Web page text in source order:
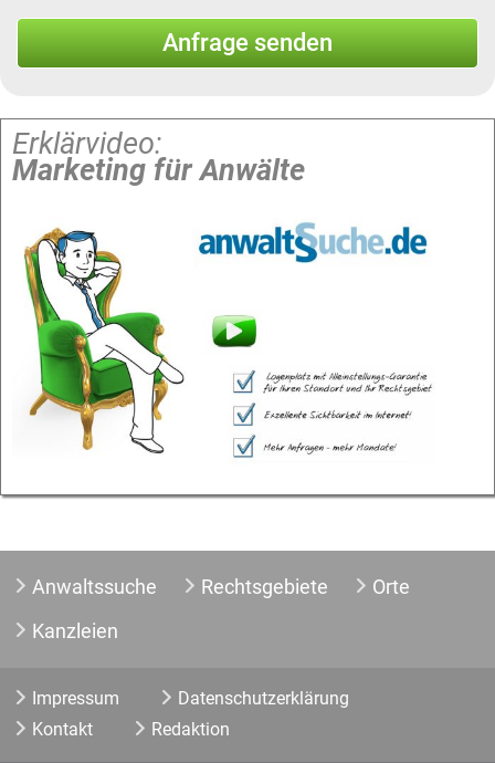
Erklärvideo:
Marketing für Anwälte
Anwaltssuche Rechtsgebiete
Orte
Kanzleien
Impressum
Datenschutzerklärung
Kontakt
Redaktion